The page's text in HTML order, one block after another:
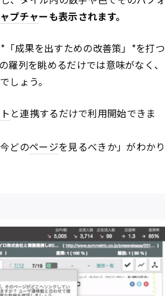
プチャーも表示されます。
成果を出すための改善策」*を打つ
列を眺めるだけでは意味がなく、
しょう。
と連携するだけで利用開始できま
どのページを見るべきか」がわかり